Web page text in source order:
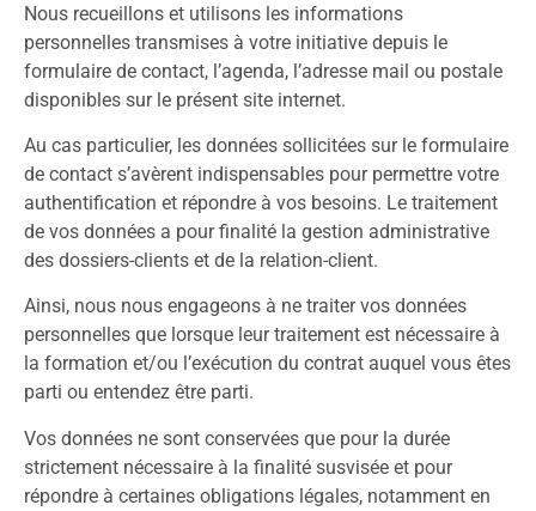
Nous recueillons et utilisons les informations
personnelles transmises à votre initiative depuis le
formulaire de contact, l’agenda, l’adresse mail ou postale
disponibles sur le présent site internet.
Au cas particulier, les données sollicitées sur le formulaire
de contact s’avèrent indispensables pour permettre votre
authentification et répondre à vos besoins. Le traitement
de vos données a pour finalité la gestion administrative
des dossiers-clients et de la relation-client.
Ainsi, nous nous engageons à ne traiter vos données
personnelles que lorsque leur traitement est nécessaire à
la formation et/ou l’exécution du contrat auquel vous êtes
parti ou entendez être parti.
Vos données ne sont conservées que pour la durée
strictement nécessaire à la finalité susvisée et pour
répondre à certaines obligations légales, notamment en